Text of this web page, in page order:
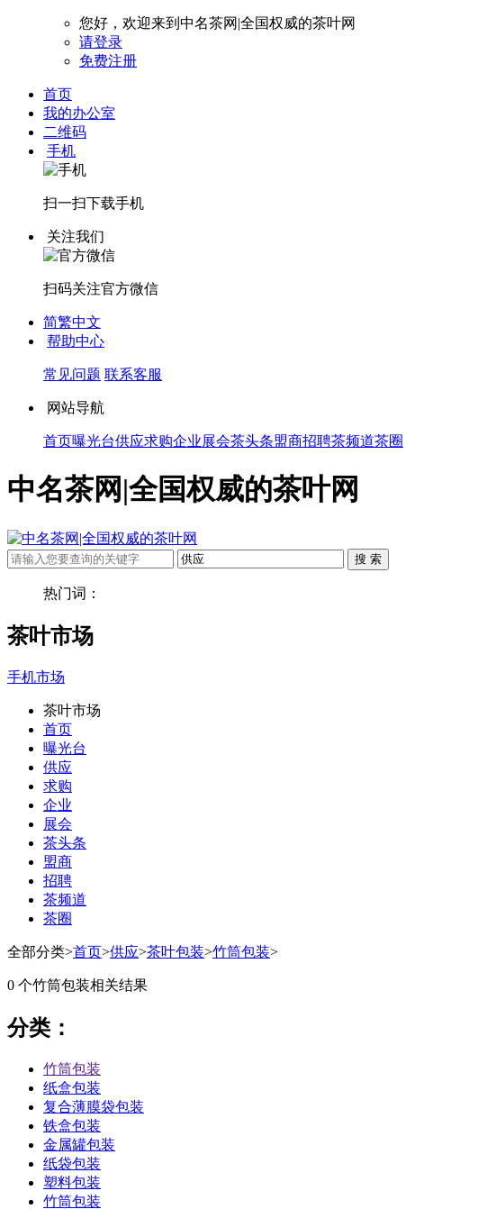
您好，欢迎来到中名茶网|全国权威的茶叶网
请登录
免费注册
首页
我的办公室
二维码
手机
扫一扫下载手机
关注我们
扫码关注官方微信
简繁中文
帮助中心
常见问题 联系客服
网站导航
首页曝光台供应求购企业展会茶头条盟商招聘茶频道茶圈
中名茶网|全国权威的茶叶网
热门词：
茶叶市场
手机市场
茶叶市场
首页
曝光台
供应
求购
企业
展会
茶头条
盟商
招聘
茶频道
茶圈
全部分类>首页>供应>茶叶包装>竹筒包装>
0 个竹筒包装相关结果
分类：
竹筒包装
纸盒包装
复合薄膜袋包装
铁盒包装
金属罐包装
纸袋包装
塑料包装
竹筒包装